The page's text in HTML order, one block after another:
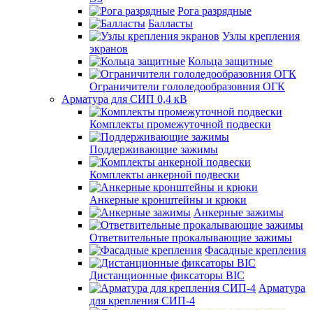
Рога разрядные
Балласты
Узлы крепления
экранов
Кольца защитные
Ограничители гололедообразовния ОГК
Арматура для СИП 0,4 кВ
Комплекты промежуточной подвески
Поддерживающие зажимы
Комплекты анкерной подвески
Анкерные кронштейны и крюки
Анкерные зажимы
Ответвительные прокалывающие зажимы
Фасадные крепления
Дистанционные фиксаторы BIC
Арматура
для крепления СИП-4